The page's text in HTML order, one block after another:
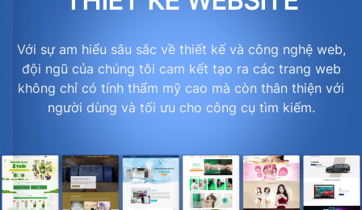
Với sự am hiểu sâu sắc về thiết kế và công nghệ web,
đội ngũ của chúng tôi cam kết tạo ra các trang web
không chỉ có tính thẩm mỹ cao mà còn thân thiện với
người dùng và tối ưu cho công cụ tìm kiếm.